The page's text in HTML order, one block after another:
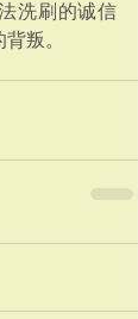
洗刷的诚信
叛。